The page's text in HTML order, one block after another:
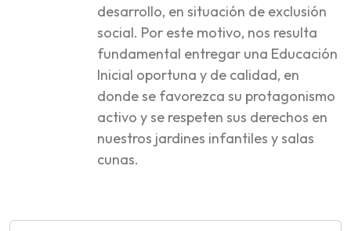
desarrollo, en situación de exclusión
social. Por este motivo, nos resulta
fundamental entregar una Educación
Inicial oportuna y de calidad, en
donde se favorezca su protagonismo
activo y se respeten sus derechos en
nuestros jardines infantiles y salas
cunas.